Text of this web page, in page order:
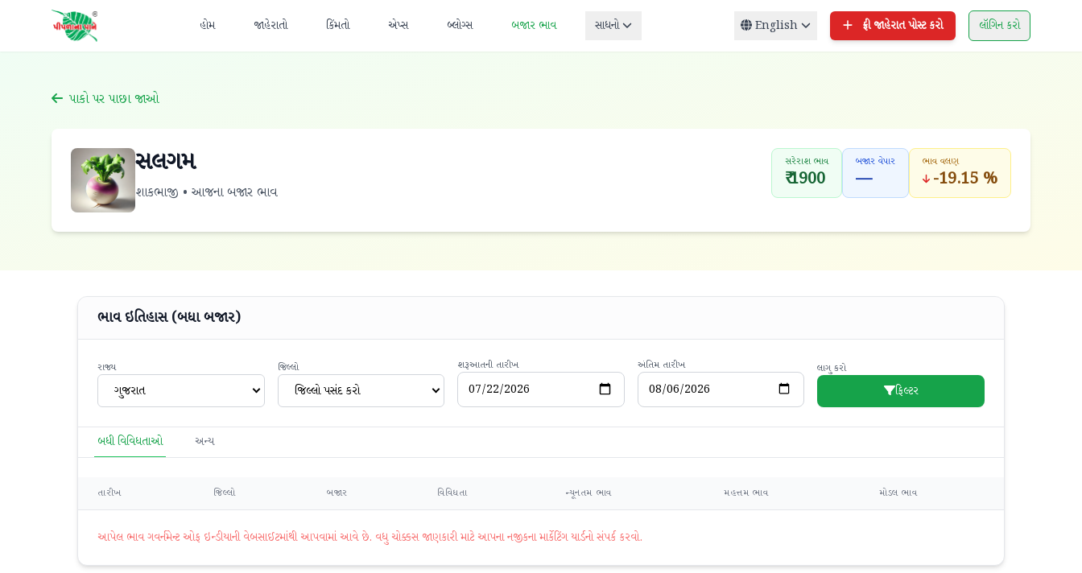
હોમ જાહેરાતો કિંમતો એપ્સ બ્લોગ્સ બજાર ભાવ સાધનો English ફ્રી જાહેરાત પોસ્ટ કરો લૉગિન કરો
પાકો પર પાછા જાઓ
સલગમ
શાકભાજી • આજના બજાર ભાવ
સરેરાશ ભાવ
₹ 1900
બજાર વેપાર
—
ભાવ વલણ
-19.15 %
ભાવ ઇતિહાસ (બધા બજાર)
રાજ્ય
ગુજરાત
જિલ્લો
જિલ્લો પસંદ કરો
શરૂઆતની તારીખ અંતિમ તારીખ લાગુ કરો
ફિલ્ટર
બધી વિવિધતાઓ અન્ય
તારીખ જિલ્લો બજાર વિવિધતા ન્યૂનતમ ભાવ મહત્તમ ભાવ મોડલ ભાવ
આપેલ ભાવ ગવર્નમેન્ટ ઓફ ઇન્ડીયાની વેબસાઈટમાંથી આપવામાં આવે છે. વધુ ચોક્કસ જાણકારી માટે આપના નજીકના માર્કેટિંગ યાર્ડનો સંપર્ક કરવો.